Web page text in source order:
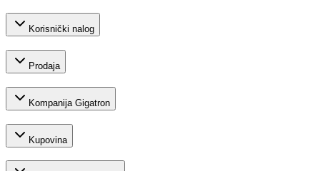
Korisnički nalog
Prodaja
Kompanija Gigatron
Kupovina